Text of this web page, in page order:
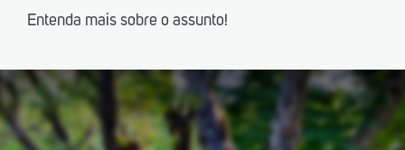
as nossas estações de recarga
Entenda mais sobre o assunto!